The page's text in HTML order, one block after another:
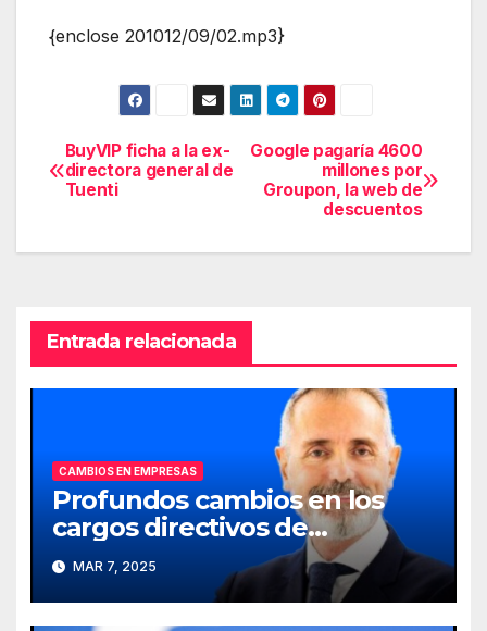
{enclose 201012/09/02.mp3}
Navegación
de
entradas
Google pagaría 4600
millones por
Groupon, la web de
descuentos
BuyVIP ficha a la ex-
directora general de
Tuenti
Entrada relacionada
CAMBIOS EN EMPRESAS
Profundos cambios en los
cargos directivos de
Telefónica
MAR 7, 2025